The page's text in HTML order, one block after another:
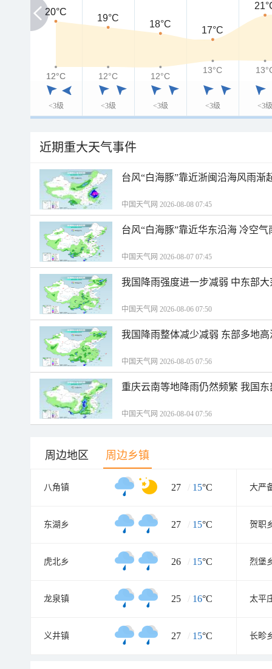
<3级 <3级 <3级 <3级 <3级
20°C
20°C
19°C
18°C
17°C
12°C
12°C 12°C 12°C
13°C
近期重大天气事件
台风“白海豚”靠近浙闽沿海风雨渐
中国天气网 2026-08-08 07:45
台风“白海豚”靠近华东沿海 冷空
中国天气网 2026-08-07 07:45
我国降雨强度进一步减弱 中东部
中国天气网 2026-08-06 07:50
我国降雨整体减少减弱 东部多地
中国天气网 2026-08-05 07:56
重庆云南等地降雨仍然频繁 我国
中国天气网 2026-08-04 07:56
周边地区 周边乡镇
八角镇 27 / 15°C 大严
东湖乡 27 / 15°C 贺职
虎北乡 26 / 15°C 烈堡
龙泉镇 25 / 16°C 太平
义井镇 27 / 15°C 长畛